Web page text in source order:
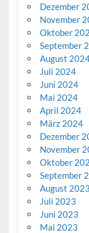
Dezember
November
Oktober
September
August
Juli 2024
Juni 2024
Mai 2024
April 2024
März 2024
Dezember
November
Oktober
September
August 2023
Juli 2023
Juni 2023
Mai 2023